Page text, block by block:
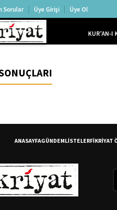
Sorular Üye Girişi Üye Ol
KUR'AN-I
ANASAYFAGÜNDEMLİSTELERFİKRİYAT